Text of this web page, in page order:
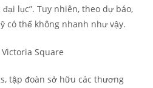
lục”. Tuy nhiên, theo dự báo,
có thể không nhanh như vậy.
tập đoàn sở hữu các thương